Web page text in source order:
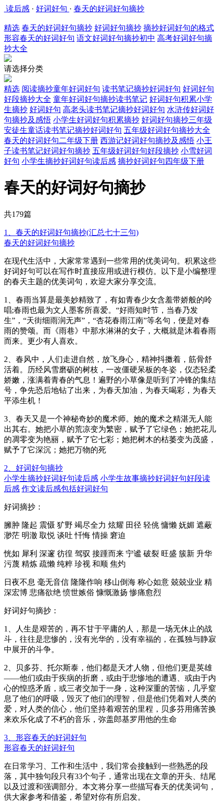
读后感 · 好词好句 · 春天的好词好句摘抄
精选 春天的好词好句摘抄 好词好句摘抄 摘抄好词好句的格式
形容春天的好词好句 语文好词好句摘抄初中 高考好词好句摘
抄大全
请选择分类
精选 阅读摘抄童年好词好句 读书笔记摘抄好词好句 好词好句
好段摘抄大全 童年好词好句摘抄读书笔记 好词好句积累小学
生摘抄 好词好句 高老头读书笔记摘抄好词好句 水浒传好词好
句摘抄及感悟 小学生好词好句积累摘抄 好词好句摘抄三年级
安徒生童话读书笔记摘抄好词好句 五年级好词好句摘抄大全
春天的好词好句二年级下册 西游记好词好句摘抄及感悟 小王
子读书笔记好词好句摘抄 五年级好词好句好段摘抄 小雪好词
好句 小学生摘抄好词好句读后感 摘抄好词好句四年级下册
春天的好词好句摘抄
共179篇
1、春天的好词好句摘抄(汇总七十三句)
春天的好词好句摘抄
在现代生活中，大家常常遇到一些常用的优美词句。积累这些
好词好句可以在写作时直接应用或进行模仿。以下是小编整理
的春天主题的优美词句，欢迎大家分享交流。
1、春雨当算是最美妙精致了，有如青春少女含羞带娇般的呤
唱;春雨也最为文人墨客所喜爱。“好雨知时节，当春乃发
生”，“天街细雨润无声”，“杏花春雨江南”等名句，便是对春
雨的赞颂。而《雨巷》中那水淋淋的女子，大概就是沐着春雨
而来。更少有人喜欢。
2、春风中，人们走进自然，放飞身心，精神抖擞着，筋骨舒
活着。历经风雪磨砺的树枝，一改僵硬呆板的冬姿，仪态轻柔
娇嫩，涨满着青春的气息！遍野的小草像是听到了冲锋的集结
号，争先恐后地钻了出来，为春天加油，为春天喝彩，为春天
平添生机！
3、春天又是一个神秘奇妙的魔术师。她的魔术之精湛无人能
出其右。她把小草的荒凉变为繁密，赋予了它绿色；她把花儿
的凋零变为艳丽，赋予了它七彩；她把树木的枯萎变为茂盛，
赋予了它深沉；她把万物的死
2、好词好句摘抄
小学生摘抄好词好句读后感 小学生故事摘抄好词好句好段读
后感 作文读后感包括好词好句
好词摘抄：
臃肿 隆起 震慑 犷野 竭尽全力 炫耀 田径 轻佻 慵懒 妩媚 遮蔽
渺茫 明澈 取悦 谈吐 忏悔 情操 窘迫
恍如 犀利 深邃 彷徨 驾驭 接踵而来 宁谧 破裂 旺盛 簇新 升华
污蔑 精炼 疏懒 纯粹 珍视 和顺 焦灼
日夜不息 毫无音信 隆隆作响 移山倒海 称心如意 兢兢业业 精
深宏博 悲痛欲绝 愤世嫉俗 慷慨激扬 惨痛愈烈
好词好句摘抄：
1、人生是艰苦的，再不甘于平庸的人，那是一场无休止的战
斗，往往是悲惨的，没有光华的，没有幸福的，在孤独与静寂
中展开的斗争。
2、贝多芬、托尔斯泰，他们都是天才人物，但他们更是英雄
——他们或由于疾病的折磨，或由于悲惨地的遭遇、或由于内
心的惶惑矛盾，或三者交加于一身，这种深重的苦恼，几乎窒
息了他们的呼吸，毁灭了他们的理智，但是他们凭着对人类的
爱，对人类的信心，他们坚持着艰苦的里程，贝多芬用痛苦换
来欢乐化成了不朽的音乐，弥盖郎基罗用他的生命
3、形容春天的好词好句
形容春天的好词好句
在日常学习、工作和生活中，我们常会接触到一些熟悉的段
落，其中独句段只有33个句子，通常出现在文章的开头、结尾
以及过渡和强调部分。本文将分享一些描写春天的优美词句，
供大家参考和借鉴，希望对你有所启发。